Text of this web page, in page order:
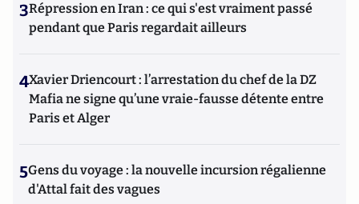
3Répression en Iran : ce qui s'est vraiment passé
pendant que Paris regardait ailleurs
4Xavier Driencourt : l’arrestation du chef de la DZ
Mafia ne signe qu’une vraie-fausse détente entre
Paris et Alger
5Gens du voyage : la nouvelle incursion régalienne
d'Attal fait des vagues